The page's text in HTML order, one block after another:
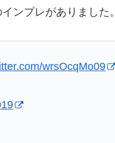
ンプレがありました。
wrsOcqMo09